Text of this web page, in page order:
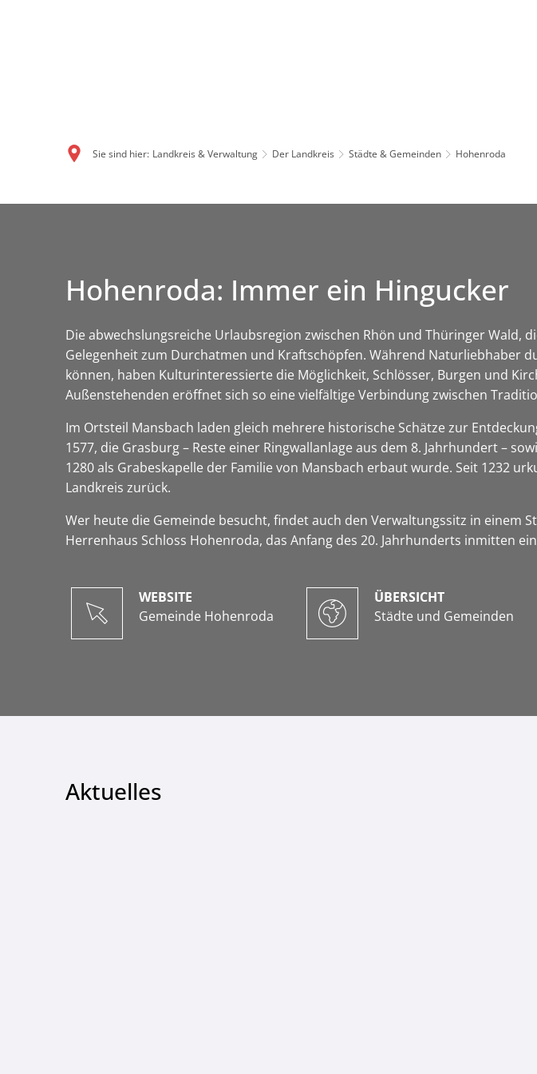
Sie sind hier: Landkreis & Verwaltung Der Landkreis Städte & Gemeinden Hohenroda
Hohenroda: Immer ein Hingucker
Die abwechslungsreiche Urlaubsregion zwischen Rhön und Thüringer Wald,
Gelegenheit zum Durchatmen und Kraftschöpfen. Während Naturliebhaber
können, haben Kulturinteressierte die Möglichkeit, Schlösser, Burgen und
Außenstehenden eröffnet sich so eine vielfältige Verbindung zwischen
Im Ortsteil Mansbach laden gleich mehrere historische Schätze zur
1577, die Grasburg – Reste einer Ringwallanlage aus dem 8. Jahrhundert –
1280 als Grabeskapelle der Familie von Mansbach erbaut wurde. Seit 1232
Landkreis zurück.
Wer heute die Gemeinde besucht, findet auch den Verwaltungssitz in einem
Herrenhaus Schloss Hohenroda, das Anfang des 20. Jahrhunderts inmitten
WEBSITE
Gemeinde Hohenroda
ÜBERSICHT
Städte und Gemeinden
Aktuelles